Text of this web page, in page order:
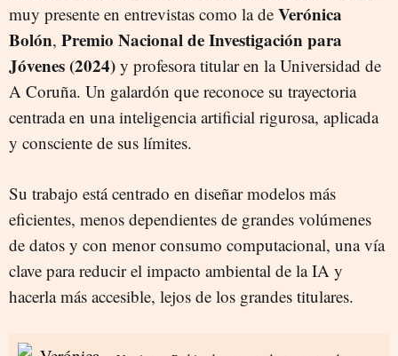
muy presente en entrevistas como la de Verónica
Bolón, Premio Nacional de Investigación para
Jóvenes (2024) y profesora titular en la Universidad de
A Coruña. Un galardón que reconoce su trayectoria
centrada en una inteligencia artificial rigurosa, aplicada
y consciente de sus límites.
Su trabajo está centrado en diseñar modelos más
eficientes, menos dependientes de grandes volúmenes
de datos y con menor consumo computacional, una vía
clave para reducir el impacto ambiental de la IA y
hacerla más accesible, lejos de los grandes titulares.